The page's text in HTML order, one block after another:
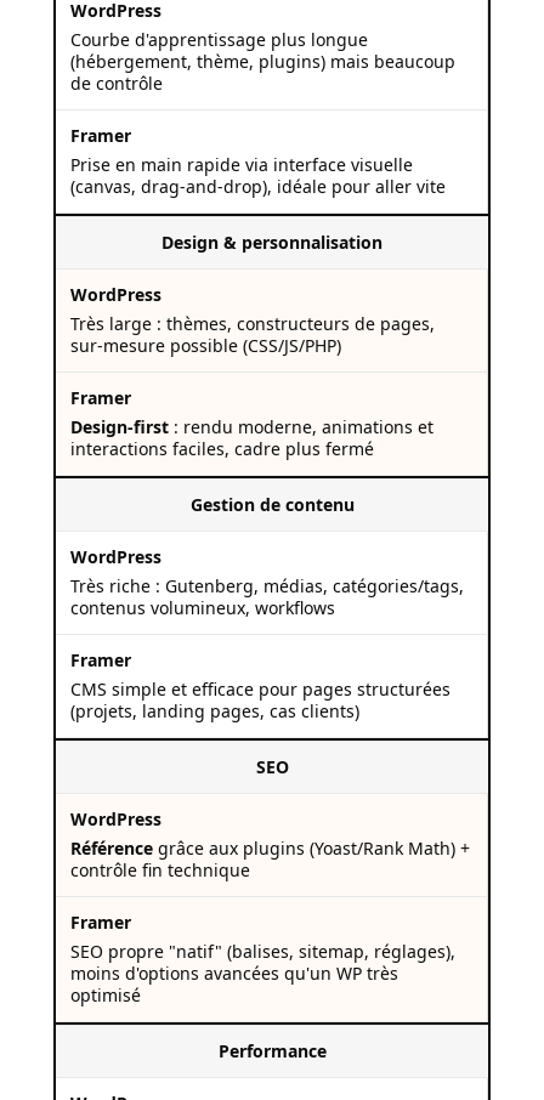
Courbe d'apprentissage plus longue
(hébergement, thème, plugins) mais beaucoup
de contrôle
Prise en main rapide via interface visuelle
(canvas, drag-and-drop), idéale pour aller vite
Design & personnalisation
Très large : thèmes, constructeurs de pages,
sur-mesure possible (CSS/JS/PHP)
Design-first : rendu moderne, animations et
interactions faciles, cadre plus fermé
Gestion de contenu
Très riche : Gutenberg, médias, catégories/tags,
contenus volumineux, workflows
CMS simple et efficace pour pages structurées
(projets, landing pages, cas clients)
SEO
Référence grâce aux plugins (Yoast/Rank Math) +
contrôle fin technique
SEO propre "natif" (balises, sitemap, réglages),
moins d'options avancées qu'un WP très
optimisé
Performance